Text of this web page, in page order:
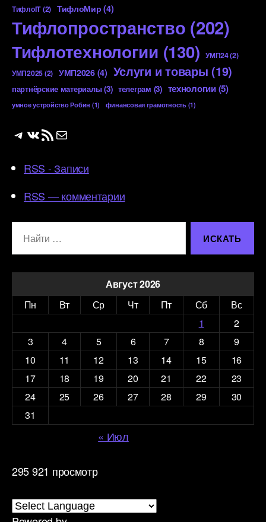
ТифлоIT(2) ТифлоМир (4)
Тифлопространство (202)
Тифлотехнологии (130) УМП24(2)
УМП2025(2) УМП2026(4) Услуги и товары (19)
партнёрские материалы(3) телеграм (3) технологии(5)
умное устройство Робин (1) финансовая грамотность(1)
Telegram
ВКонтакте
RSS-лентаПочта
RSS - Записи
RSS — комментарии
Август 2026
Пн
Вт Ср Чт Пт Сб
Вс
1
2
3
4 5 6 7 8
9
10
11 12 13 14 15
16
17
18 19 20 21 22
23
24
25 26 27 28 29
30
31
« Июл
295 921 просмотр